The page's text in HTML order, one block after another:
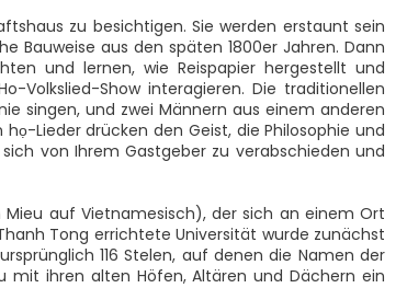
zu besichtigen. Sie werden erstaunt sein
Bauweise aus den späten 1800er Jahren. Dann
und lernen, wie Reispapier hergestellt und
Volkslied-Show interagieren. Die traditionellen
singen, und zwei Männern aus einem anderen
Lieder drücken den Geist, die Philosophie und
von Ihrem Gastgeber zu verabschieden und
auf Vietnamesisch), der sich an einem Ort
Tong errichtete Universität wurde zunächst
116 Stelen, auf denen die Namen der
mit ihren alten Höfen, Altären und Dächern ein